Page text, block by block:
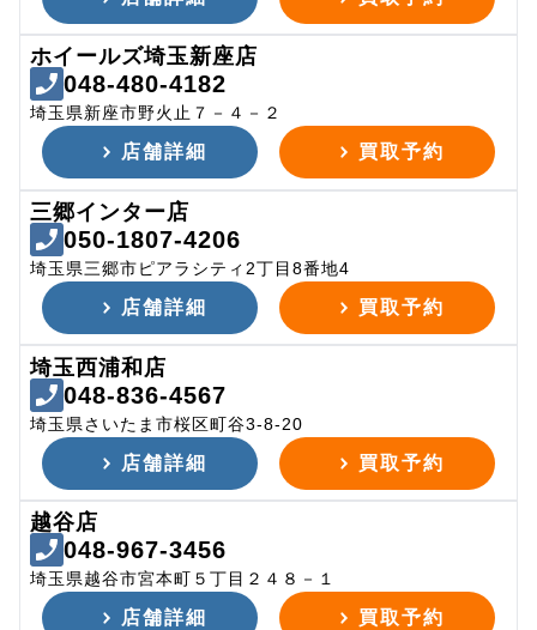
ホイールズ埼玉新座店
048-480-4182
埼玉県新座市野火止７－４－２
店舗詳細 買取予約
三郷インター店
050-1807-4206
埼玉県三郷市ピアラシティ2丁目8番地4
店舗詳細 買取予約
埼玉西浦和店
048-836-4567
埼玉県さいたま市桜区町谷3-8-20
店舗詳細 買取予約
越谷店
048-967-3456
埼玉県越谷市宮本町５丁目２４８－１
店舗詳細 買取予約